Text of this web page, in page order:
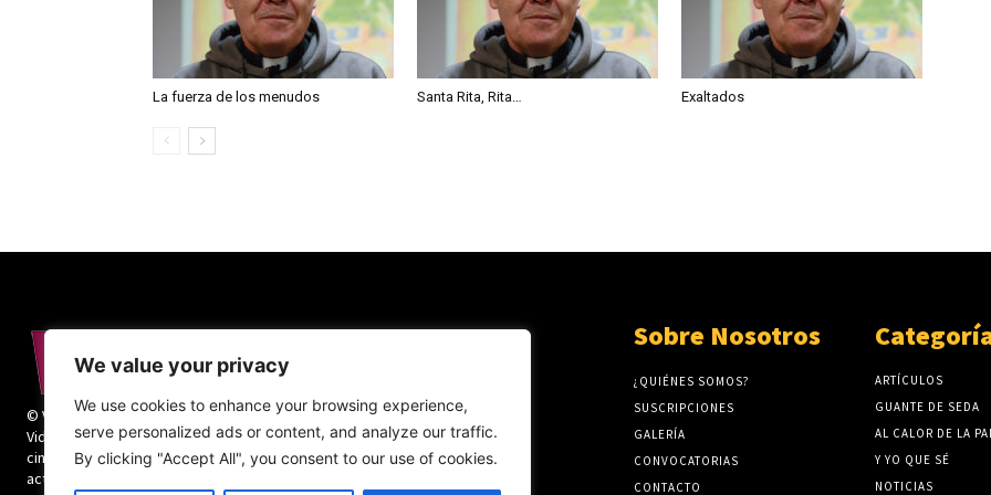
We value your privacy
We use cookies to enhance your browsing experience,
serve personalized ads or content, and analyze our traffic.
By clicking "Accept All", you consent to our use of cookies.
La fuerza de los menudos Santa Rita, Rita… Exaltados
© Vida Religiosa. Todos los derechos reservados.
Vida Religiosa es una revista mensual y además
cinco números monográficos sobre teología y
actualidad de la vida religiosa.
Sobre Nosotros
¿QUIÉNES SOMOS?
SUSCRIPCIONES
GALERÍA
CONVOCATORIAS
CONTACTO
ARTÍCULOS
GUANTE DE SEDA
AL CALOR DE LA
Y YO QUE SÉ
NOTICIAS